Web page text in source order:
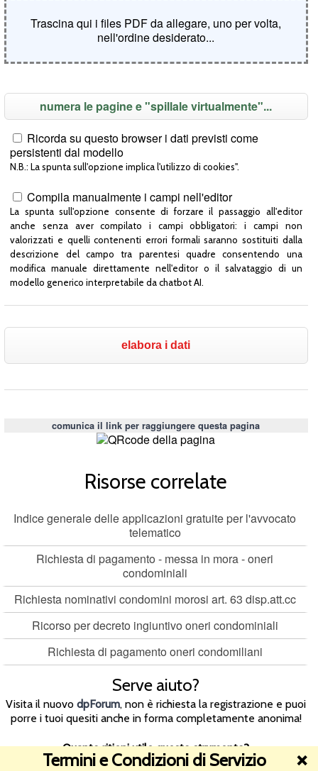
Trascina qui i files PDF da allegare, uno per volta,
nell'ordine desiderato...
numera le pagine e "spillale virtualmente"...
Ricorda su questo browser i dati previsti come
persistenti dal modello
N.B.: La spunta sull'opzione implica l'utilizzo di cookies".
Compila manualmente i campi nell'editor
La spunta sull'opzione consente di forzare il passaggio all'editor
anche senza aver compilato i campi obbligatori: i campi non
valorizzati e quelli contenenti errori formali saranno sostituiti dalla
descrizione del campo tra parentesi quadre consentendo una
modifica manuale direttamente nell'editor o il salvataggio di un
modello generico interpretabile da chatbot AI.
comunica il link per raggiungere questa pagina
Risorse correlate
Indice generale delle applicazioni gratuite per l'avvocato
telematico
Richiesta di pagamento - messa in mora - oneri
condominiali
Richiesta nominativi condomini morosi art. 63 disp.att.cc
Ricorso per decreto ingiuntivo oneri condominiali
Richiesta di pagamento oneri condomiliani
Serve aiuto?
Visita il nuovodpForum, non è richiesta la registrazione e puoi
porre i tuoi quesiti anche in forma completamente anonima!
Quanto ritieni utile questo strumento?
Termini e Condizioni di Servizio ❌